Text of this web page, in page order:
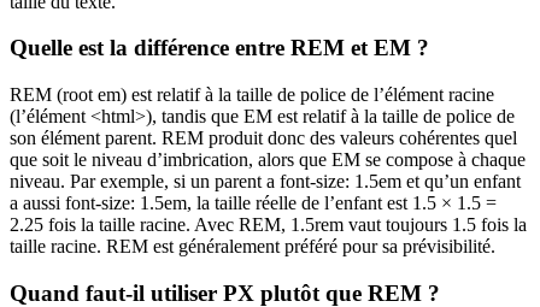
Quelle est la différence entre REM et EM ?
REM (root em) est relatif à la taille de police de l’élément racine
(l’élément <html>), tandis que EM est relatif à la taille de police de
son élément parent. REM produit donc des valeurs cohérentes quel
que soit le niveau d’imbrication, alors que EM se compose à chaque
niveau. Par exemple, si un parent a font-size: 1.5em et qu’un enfant
a aussi font-size: 1.5em, la taille réelle de l’enfant est 1.5 × 1.5 =
2.25 fois la taille racine. Avec REM, 1.5rem vaut toujours 1.5 fois la
taille racine. REM est généralement préféré pour sa prévisibilité.
Quand faut-il utiliser PX plutôt que REM ?